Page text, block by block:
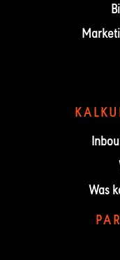
Was